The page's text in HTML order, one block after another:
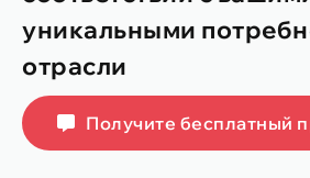
уникальными
отрасли
Получите бесплатный